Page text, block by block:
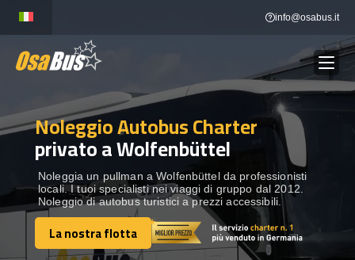
content
info@osabus.it
NOLEGGIO AUTOBUS Show dropdown
DESTINAZIONI Show dropdown
FLOTTA
Noleggio Autobus Charter
privato a Wolfenbüttel
Noleggia un pullman a Wolfenbüttel da professionisti
locali. I tuoi specialisti nei viaggi di gruppo dal 2012.
Noleggio di autobus turistici a prezzi accessibili.
La nostra flotta
La nostra flotta